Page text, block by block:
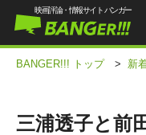
映画評論・情報サイト バンガー
BANGER!!! トップ > 新
三浦透子と前